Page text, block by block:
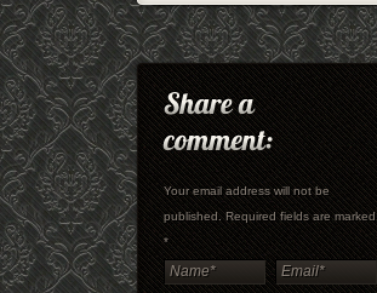
Your email address will not be
published. Required fields are marked
*